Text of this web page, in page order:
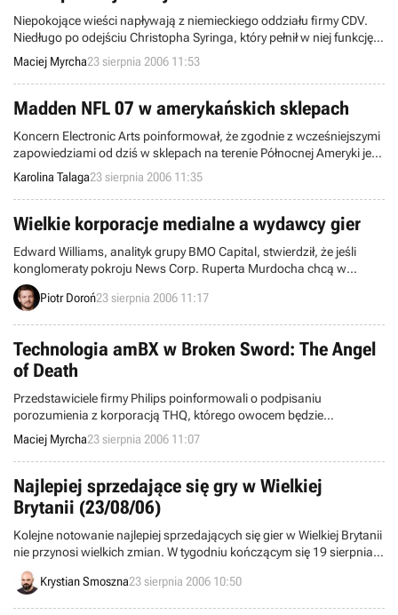
Niepokojące wieści napływają z niemieckiego oddziału firmy CDV.
Niedługo po odejściu Christopha Syringa, który pełnił w niej funkcję
dyrektora naczelnego, niemiecki wydawca i deweloper pozbył się
kilku nowo tworzonych tytułów. I tak licencje na War Front: Turning
Point, Panzer Tactics oraz Jack Keane trafiły do nowego gracza w
branży, GDD Games Development.
Maciej Myrcha23 sierpnia 2006 11:53
Madden NFL 07 w amerykańskich sklepach
Koncern Electronic Arts poinformował, że zgodnie z wcześniejszymi
zapowiedziami od dziś w sklepach na terenie Północnej Ameryki jest
już dostępna najnowsza odsłona cyklu Madden NFL, oznaczona
numerem 07.
Karolina Talaga23 sierpnia 2006 11:35
Wielkie korporacje medialne a wydawcy gier
Edward Williams, analityk grupy BMO Capital, stwierdził, że jeśli
konglomeraty pokroju News Corp. Ruperta Murdocha chcą w
dalszym ciągu stać się właścicielem największych wydawców gier,
to właśnie nastał ku temu najlepszy, ale i ostatni moment.
Piotr Doroń23 sierpnia 2006 11:17
Technologia amBX w Broken Sword: The Angel
of Death
Przedstawiciele firmy Philips poinformowali o podpisaniu
porozumienia z korporacją THQ, którego owocem będzie
zaimplementowanie w grze przygodowej Broken Sword: The Angel
of Death technologii amBX.
Maciej Myrcha23 sierpnia 2006 11:07
Najlepiej sprzedające się gry w Wielkiej
Brytanii (23/08/06)
Kolejne notowanie najlepiej sprzedających się gier w Wielkiej Brytanii
nie przynosi wielkich zmian. W tygodniu kończącym się 19 sierpnia
bieżącego roku, najlepszy okazał się produkt o nazwie Cars (Auta).
Po raz czwarty z rzędu...
Krystian Smoszna23 sierpnia 2006 10:50